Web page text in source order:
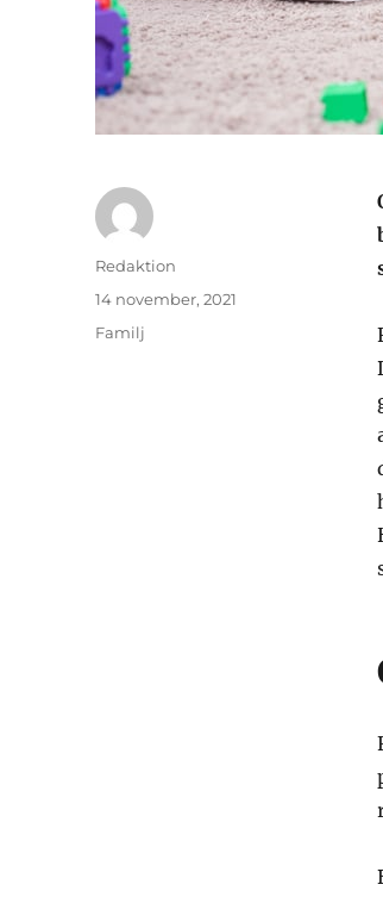
Författare
Redaktion
Publicerat
14 november, 2021
Kategorier
Familj